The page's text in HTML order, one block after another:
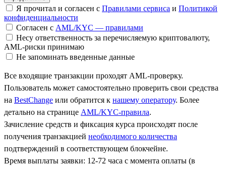
Я прочитал и согласен с Правилами сервиса и Политикой
конфиденциальности
Согласен с AML/KYC — правилами
Несу ответственность за перечисляемую криптовалюту,
AML-риски принимаю
Не запоминать введенные данные
Все входящие транзакции проходят AML-проверку.
Пользователь может самостоятельно проверить свои средства
на BestChange или обратится к нашему оператору. Более
детально на странице AML/KYC-правила.
Зачисление средств и фиксация курса происходят после
получения транзакцией необходимого количества
подтверждений в соответствующем блокчейне.
Время выплаты заявки: 12-72 часа с момента оплаты (в